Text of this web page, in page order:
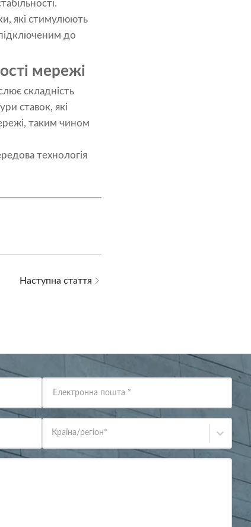
які стимулюють
до
мережі
складність
ставок, які
таким чином
технологія
Наступна стаття
Електронна пошта *
Країна/регіон*